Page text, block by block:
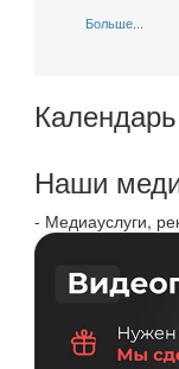
Больше...
Наши
- Медиауслуги,